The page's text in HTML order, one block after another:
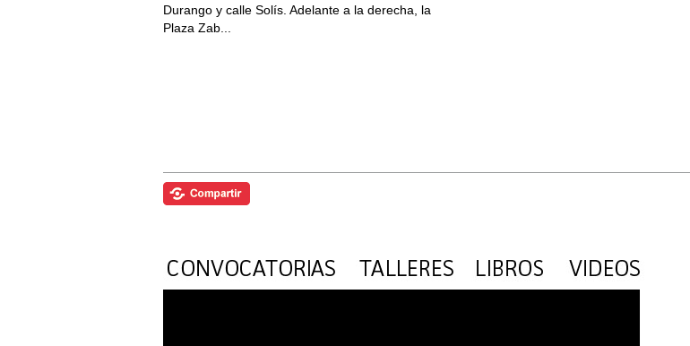
Durango y calle Solís. Adelante a la derecha, la
Plaza Zab...